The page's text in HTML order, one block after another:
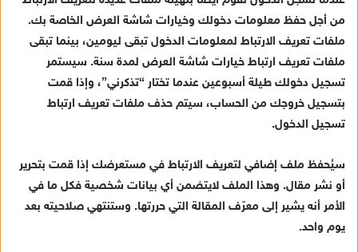
من أجل حفظ معلومات دخولك وخيارات شاشة العرض الخاصة بك.
ملفات تعريف الارتباط لمعلومات الدخول تبقى ليومين، بينما تبقى
ملفات تعريف ارتباط خيارات شاشة العرض لمدة سنة. سيستمر
تسجيل دخولك طيلة أسبوعين عندما تختار “تذكرني”، وإذا قمت
بتسجيل خروجك من الحساب، سيتم حذف ملفات تعريف ارتباط
تسجيل الدخول.
سيُحفظ ملف إضافي لتعريف الارتباط في مستعرضك إذا قمت بتحرير
أو نشر مقال. وهذا الملف لايتضمن أي بيانات شخصية فكل ما في
الأمر أنه يشير إلى معرّف المقالة التي حررتها. وستنتهي صلاحيته بعد
يوم واحد.